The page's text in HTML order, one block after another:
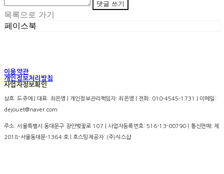
댓글 쓰기
목록으로 가기
페이스북
이용약관
개인정보처리방침
사업자정보확인
상호: 드쥬에 | 대표: 최은영 | 개인정보관리책임자: 최은영 | 전화: 010-4545-1731 | 이메일:
dejouet@naver.com
주소: 서울특별시 동대문구 장안벚꽃로 107 | 사업자등록번호: 516-13-00790 | 통신판매:제
2018-서울동대문-1364 호| 호스팅제공자: (주)식스샵